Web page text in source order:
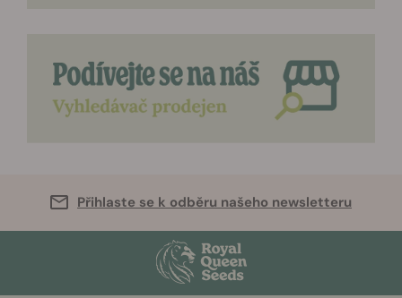
Přihlaste se k odběru našeho newsletteru